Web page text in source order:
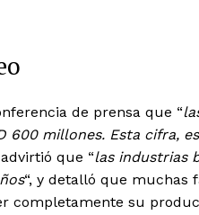
de prensa que “
600 millones. Esta cifra,
que “las industrias
“, y detalló que muchas
completamente su